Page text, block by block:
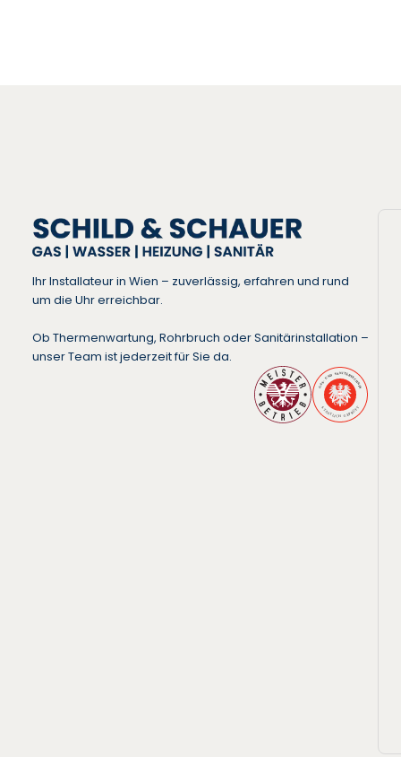
Ihr Installateur in Wien – zuverlässig, erfahren und rund
um die Uhr erreichbar.
Ob Thermenwartung, Rohrbruch oder Sanitärinstallation –
unser Team ist jederzeit für Sie da.